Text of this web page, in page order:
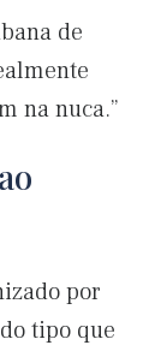
de
na nuca.”
por
tipo que